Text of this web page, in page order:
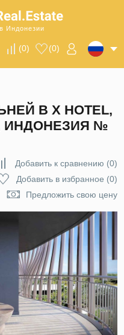
Индонезии
(0) (0)
В X HOTEL,
ИНДОНЕЗИЯ №
Добавить к сравнению (0)
Добавить в избранное (0)
Предложить свою цену